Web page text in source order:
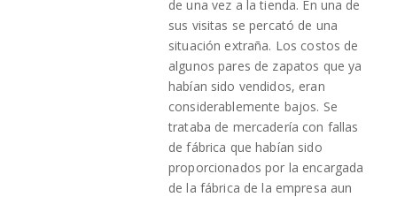
de una vez a la tienda. En una de
sus visitas se percató de una
situación extraña. Los costos de
algunos pares de zapatos que ya
habían sido vendidos, eran
considerablemente bajos. Se
trataba de mercadería con fallas
de fábrica que habían sido
proporcionados por la encargada
de la fábrica de la empresa aun